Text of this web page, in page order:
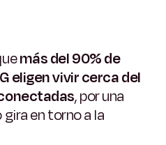
más del 90% de
eligen vivir cerca del
, por una
en torno a la